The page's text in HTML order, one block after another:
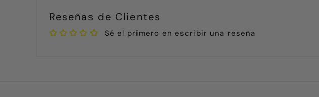
Reseñas de Clientes
Sé el primero en escribir una reseña